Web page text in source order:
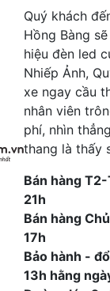
Quý khách
Hồng Bàng
hiệu đèn led
Nhiếp Ảnh,
xe ngay cầu
nhân viên
phí, nhìn
thang là thấy
Bán hàng
21h
Bán hàng
17h
Bảo hành -
13h hằng